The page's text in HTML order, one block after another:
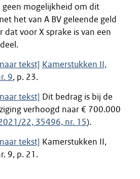
geen mogelijkheid om dit
het van A BV geleende geld
dat voor X sprake is van een
tekst] Kamerstukken II,
9, p. 23.
tekst] Dit bedrag is bij de
verhoogd naar € 700.000
22, 35496, nr. 15).
tekst] Kamerstukken II,
9, p. 21.